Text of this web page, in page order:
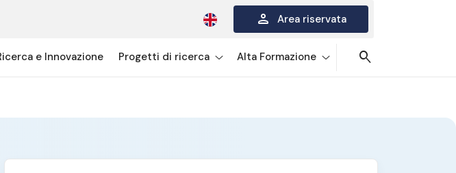
person Area riservata
e Innovazione Progetti di ricerca Alta Formazione search